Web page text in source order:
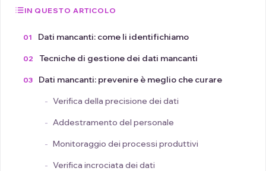
IN QUESTO ARTICOLO
Dati mancanti: come li identifichiamo
Tecniche di gestione dei dati mancanti
Dati mancanti: prevenire è meglio che curare
Verifica della precisione dei dati
Addestramento del personale
Monitoraggio dei processi produttivi
Verifica incrociata dei dati